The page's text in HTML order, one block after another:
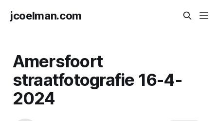
jcoelman.com
Amersfoort
straatfotografie 16-4-
2024